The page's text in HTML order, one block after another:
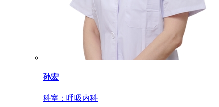
孙宏
科室： 呼吸内科